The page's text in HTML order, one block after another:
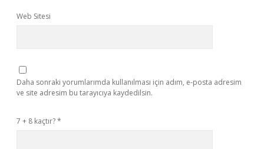
Web Sitesi
Daha sonraki yorumlarımda kullanılması için adım, e-posta adresim
ve site adresim bu tarayıcıya kaydedilsin.
7 + 8 kaçtır?*